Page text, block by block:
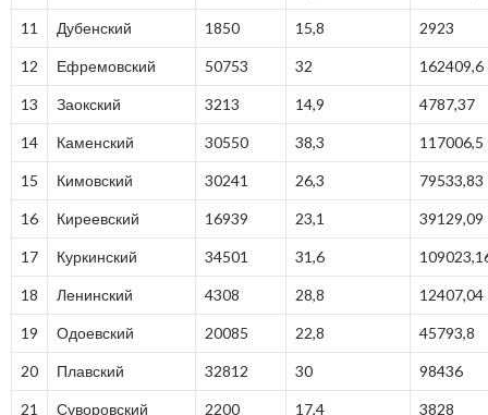
11 Дубенский 1850 15,8 2923
12 Ефремовский 50753 32 162409,6
13 Заокский 3213 14,9 4787,37
14 Каменский 30550 38,3 117006,5
15 Кимовский 30241 26,3 79533,83
16 Киреевский 16939 23,1 39129,09
17 Куркинский 34501 31,6
18 Ленинский 4308 28,8 12407,04
19 Одоевский 20085 22,8 45793,8
20 Плавский 32812 30 98436
21 Суворовский 2200 17,4 3828